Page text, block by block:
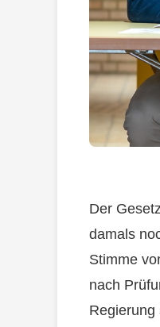
Der
damals
Stimme
nach
Regierung